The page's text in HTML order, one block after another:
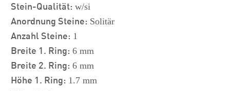
Stein-Qualität: w/si
Anordnung Steine: Solitär
Anzahl Steine: 1
Breite 1. Ring: 6 mm
Breite 2. Ring: 6 mm
Höhe 1. Ring: 1.7 mm